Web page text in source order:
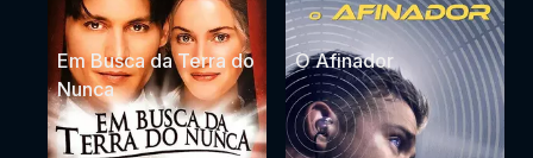
Em Busca da Terra do
Nunca
O Afinador